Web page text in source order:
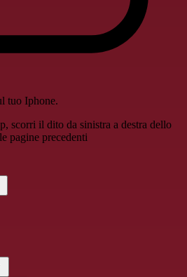
tuo Iphone.
scorri il dito da sinistra a destra dello
pagine precedenti